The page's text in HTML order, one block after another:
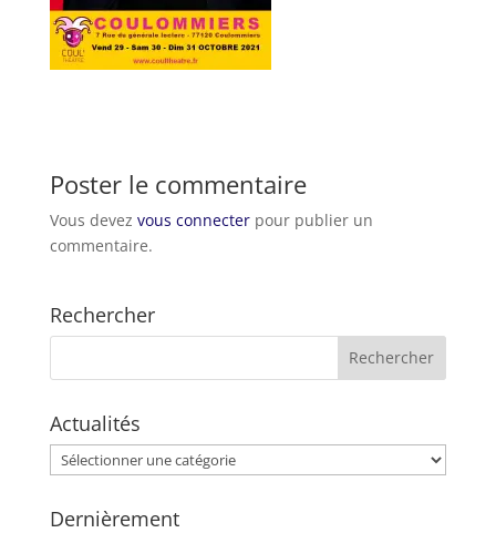
Poster le commentaire
Vous devez vous connecterpour publier un
commentaire.
Rechercher
Actualités
Actualités
Dernièrement